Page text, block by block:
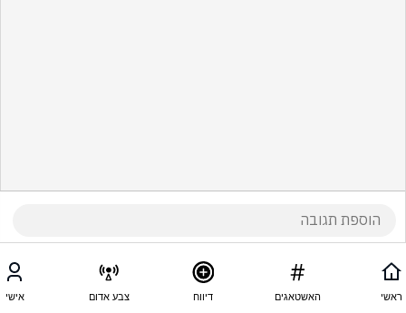
ראשי האשטאגים דיווח צבע אדום אישי